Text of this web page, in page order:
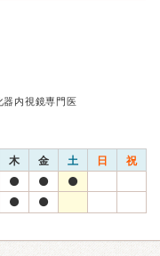
器内視鏡専門医
木 金 土 日 祝